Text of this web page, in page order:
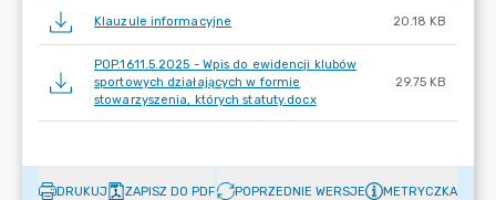
Klauzule informacyjne 20.18 KB
POP.1611.5.2025 - Wpis do ewidencji klubów
sportowych działających w formie
stowarzyszenia, których statuty.docx
29.75 KB
DRUKUJ ZAPISZ DO PDF POPRZEDNIE WERSJE METRYCZKA